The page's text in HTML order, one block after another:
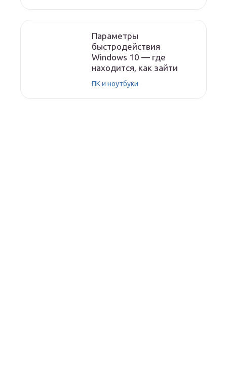
Параметры
быстродействия
Windows 10 — где
находится, как зайти
ПК и ноутбуки